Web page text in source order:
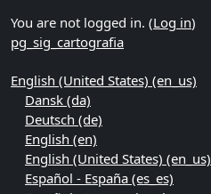
You are not logged in. (Log in)
pg_sig_cartografia
English (United States) ‎(en_us)‎
Dansk ‎(da)‎
Deutsch ‎(de)‎
English ‎(en)‎
English (United States) ‎(en_us)‎
Español - España ‎(es_es)‎